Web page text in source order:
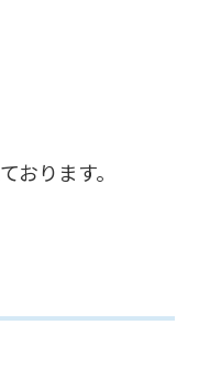
おります。